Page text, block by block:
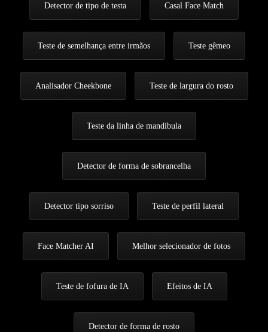
Detector de tipo de testa Casal Face Match
Teste de semelhança entre irmãos Teste gêmeo
Analisador Cheekbone Teste de largura do rosto
Teste da linha de mandíbula
Detector de forma de sobrancelha
Detector tipo sorriso Teste de perfil lateral
Face Matcher AI Melhor selecionador de fotos
Teste de fofura de IA Efeitos de IA
Detector de forma de rosto